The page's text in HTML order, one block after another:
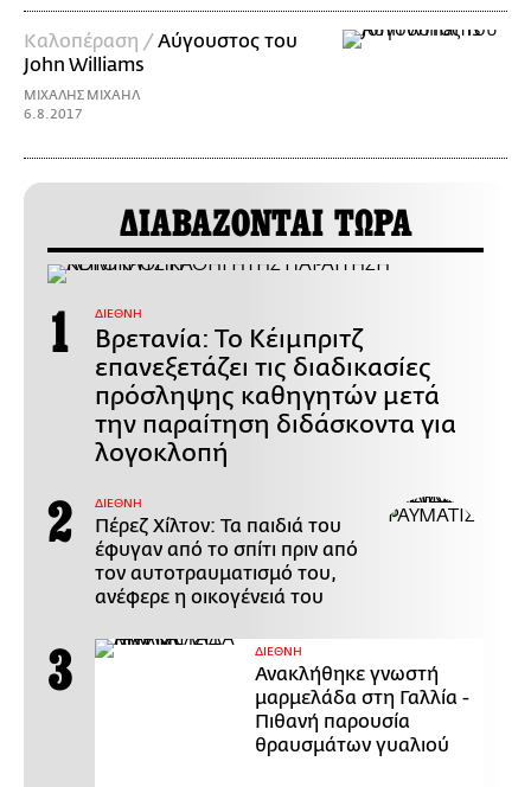
Καλοπέραση /Αύγουστος του
John Williams
ΜΙΧΑΛΗΣ ΜΙΧΑΗΛ
6.8.2017
ΔΙΑΒΑΖΟΝΤΑΙ ΤΩΡΑ
ΔΙΕΘΝΗ
Βρετανία: Το Κέιμπριτζ
επανεξετάζει τις διαδικασίες
πρόσληψης καθηγητών μετά
την παραίτηση διδάσκοντα για
λογοκλοπή
ΔΙΕΘΝΗ
Πέρεζ Χίλτον: Τα παιδιά του
έφυγαν από το σπίτι πριν από
τον αυτοτραυματισμό του,
ανέφερε η οικογένειά του
ΔΙΕΘΝΗ
Ανακλήθηκε γνωστή
μαρμελάδα στη Γαλλία -
Πιθανή παρουσία
θραυσμάτων γυαλιού